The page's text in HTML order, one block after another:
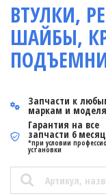
ВТУЛКИ,
ШАЙБЫ,
Запчасти к
маркам и
Гарантия на все
запчасти 6
*при условии
установки